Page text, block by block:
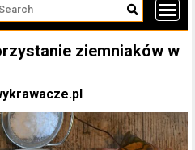
ziemniaków w